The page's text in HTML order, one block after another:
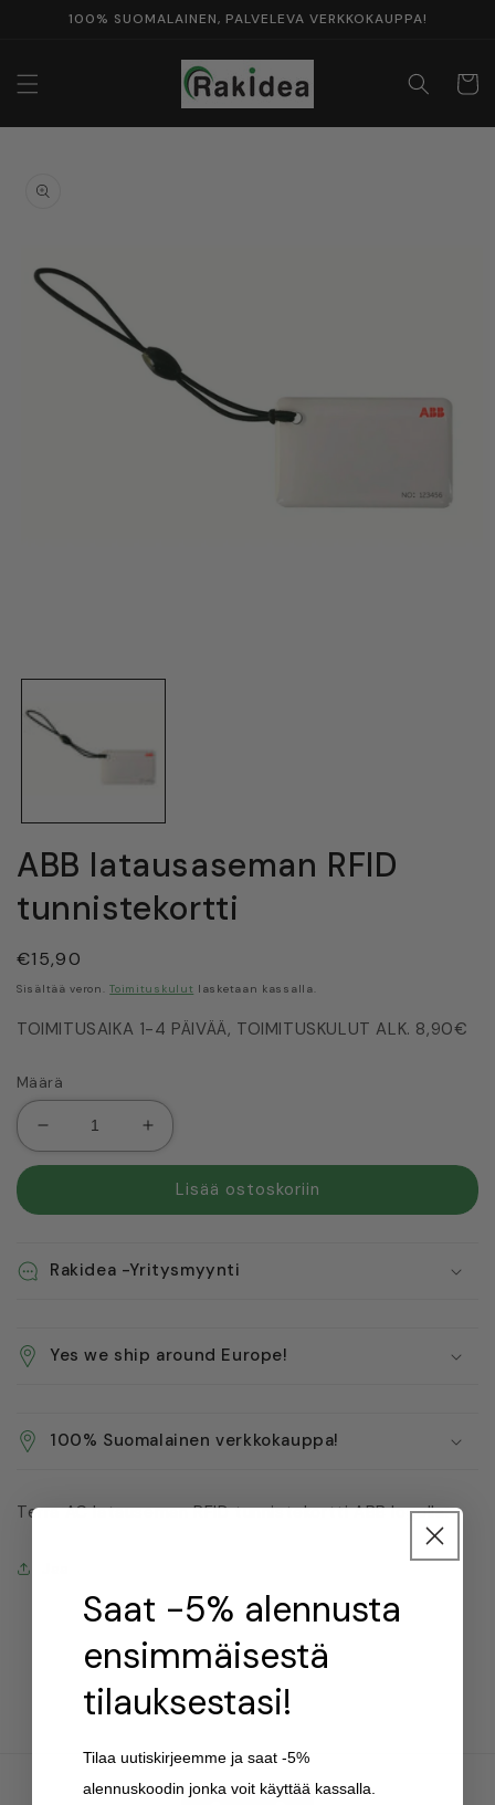
100% SUOMALAINEN, PALVELEVA VERKKOKAUPPA!
tuotetietoihin
ABB latausaseman RFID
tunnistekortti
Normaalihinta
€15,90
Sisältää veron.Toimituskulut lasketaan kassalla.
TOIMITUSAIKA 1-4 PÄIVÄÄ, TOIMITUSKULUT ALK. 8,90€
Määrä
Vähennä
tuotteen
määrää
Lisää
tuotteen
ABB
määrää
Lisää ostoskoriin
Rakidea -Yritysmyynti
Yes we ship around Europe!
100% Suomalainen verkkokauppa!
Terra AC latauseman RFID tunnistekortti ABB logolla.
Saat -5% alennusta
ensimmäisestä
tilauksestasi!
Tilaa uutiskirjeemme ja saat -5%
alennuskoodin jonka voit käyttää kassalla.